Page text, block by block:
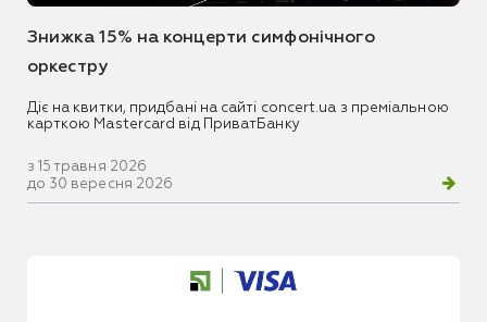
Знижка 15% на концерти симфонічного
оркестру
Діє на квитки, придбані на сайті concert.ua з преміальною
карткою Mastercard від ПриватБанку
з 15 травня 2026
до 30 вересня 2026